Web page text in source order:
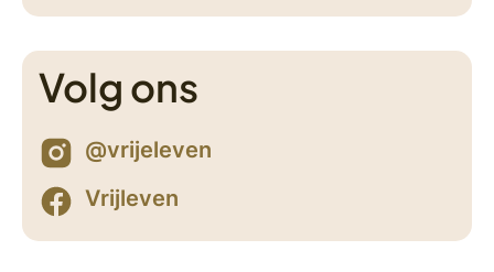
Volg ons
@vrijeleven
Vrijleven